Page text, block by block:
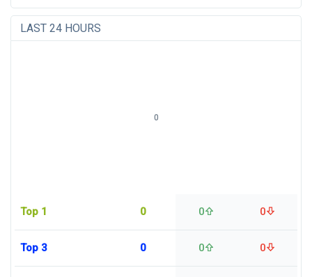
LAST 24 HOURS
Top 1 0 0 0
Top 3 0 0 0
0